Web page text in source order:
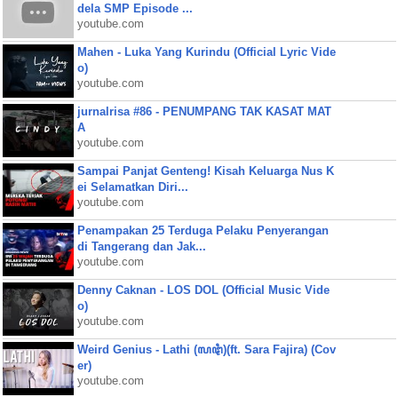
dela SMP Episode ...
youtube.com
Mahen - Luka Yang Kurindu (Official Lyric Vide
o)
youtube.com
jurnalrisa #86 - PENUMPANG TAK KASAT MAT
A
youtube.com
Sampai Panjat Genteng! Kisah Keluarga Nus K
ei Selamatkan Diri...
youtube.com
Penampakan 25 Terduga Pelaku Penyerangan
di Tangerang dan Jak...
youtube.com
Denny Caknan - LOS DOL (Official Music Vide
o)
youtube.com
Weird Genius - Lathi (ꦭꦛꦶ)(ft. Sara Fajira) (Cov
er)
youtube.com